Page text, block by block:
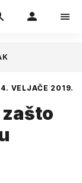
VELJAČE 2019.